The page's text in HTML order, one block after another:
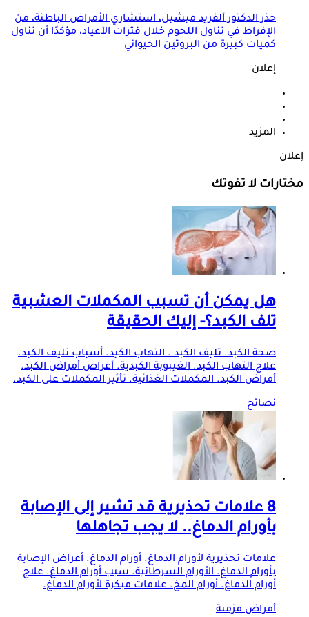
حذر الدكتور ألفريد ميشيل، استشاري الأمراض الباطنة، من
الإفراط في تناول اللحومخلال فترات الأعياد، مؤكدًا أن تناول
كميات كبيرة من البروتين الحيواني
إعلان
المزيد
إعلان
مختارات لا تفوتك
هل يمكن أن تسبب المكملات العشبية
تلف الكبد؟- إليك الحقيقة
صحة الكبد. تليف الكبد . التهاب الكيد. أسباب تليف الكبد.
علاج التهاب الكبد. الغيبوبة الكبدية. أعراض أمراض الكبد.
أمراض الكبد. المكملات الغذائية. تأثير المكملات على الكبد.
نصائح
8 علامات تحذيرية قد تشير إلى الإصابة
بأورام الدماغ.. لا يجب تجاهلها
علامات تحذيرية لأورام الدماغ. أورام الدماغ. أعراض الإصابة
بأورام الدماغ. الأورام السرطانية. سبب أورام الدماغ. علاج
أورام الدماغ. أورام المخ. علامات مبكرة لأورام الدماغ.
أمراض مزمنة